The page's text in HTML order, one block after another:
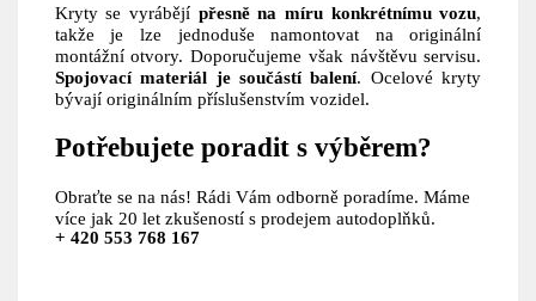
Kryty se vyrábějí přesně na míru konkrétnímu vozu,
takže je lze jednoduše namontovat na originální
montážní otvory. Doporučujeme však návštěvu servisu.
Spojovací materiál je součástí balení. Ocelové kryty
bývají originálním příslušenstvím vozidel.
Potřebujete poradit s výběrem?
Obraťte se na nás! Rádi Vám odborně poradíme. Máme
více jak 20 let zkušeností s prodejem autodoplňků.
+ 420 553 768 167